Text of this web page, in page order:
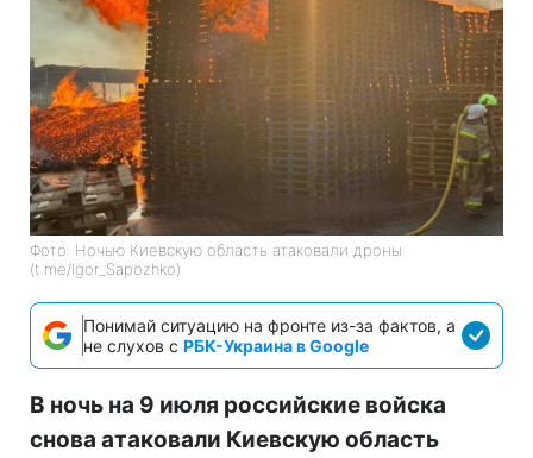
Фото: Ночью Киевскую область атаковали дроны
(t.me/Igor_Sapozhko)
Понимай ситуацию на фронте из-за фактов, а
не слухов с РБК-Украина в Google
В ночь на 9 июля российские войска
снова атаковали Киевскую область